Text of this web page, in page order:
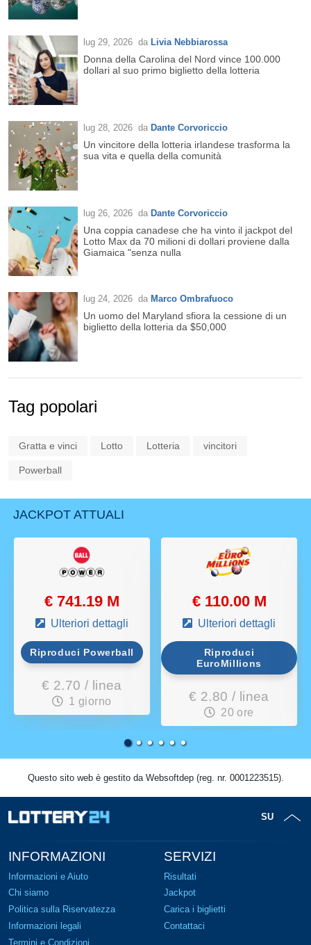
lug 29, 2026 da Livia Nebbiarossa
Donna della Carolina del Nord vince 100.000
dollari al suo primo biglietto della lotteria
lug 28, 2026 da Dante Corvoriccio
Un vincitore della lotteria irlandese trasforma la
sua vita e quella della comunità
lug 26, 2026 da Dante Corvoriccio
Una coppia canadese che ha vinto il jackpot del
Lotto Max da 70 milioni di dollari proviene dalla
Giamaica "senza nulla
lug 24, 2026 da Marco Ombrafuoco
Un uomo del Maryland sfiora la cessione di un
biglietto della lotteria da $50,000
Tag popolari
Gratta e vinci Lotto Lotteria vincitori
Powerball
JACKPOT ATTUALI
€ 741.19 M
Ulteriori dettagli
Riproduci Powerball
€ 2.70 / linea
1 giorno
€ 110.00 M
Ulteriori dettagli
Riproduci
EuroMillions
€ 2.80 / linea
20 ore
Questo sito web è gestito da Websoftdep (reg. nr. 0001223515).
SU
INFORMAZIONI
Informazioni e Aiuto
Chi siamo
Politica sulla Riservatezza
Informazioni legali
Termini e Condizioni
SERVIZI
Risultati
Jackpot
Carica i biglietti
Contattaci